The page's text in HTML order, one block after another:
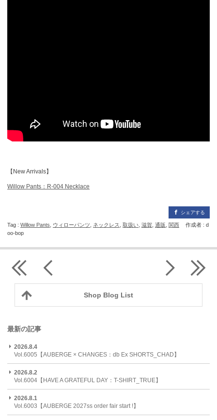
【New Arrivals】
Willow Pants：R-004 Necklace
シェアする
Tag : Willow Pants ウィローパンツ ネックレス 取扱い 滋賀 通販 関西
作成者 : d
oo-bop
Shop Blog List
最新の記事
2026.8.4
Vol.6005【AUBERGE × CHANGES：db Ex SHORTS_CHAD】
2026.8.2
Vol.6004【HAVE A GRATEFUL DAY：T-SHIRT_TRUE】
2026.8.1
Vol.6003【AUBERGE 2027ss order fair start !】